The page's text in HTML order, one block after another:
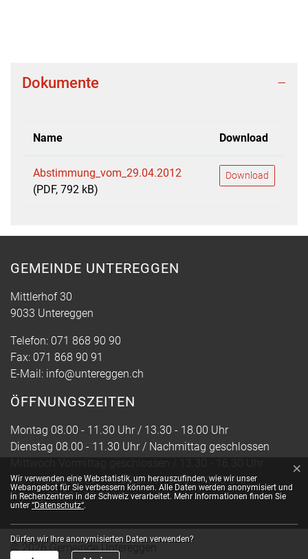
Dokumente
Name Download
Abstimmung_vom_29.04.2012
(PDF, 792 kB)
Download
GEMEINDE UNTEREGGEN
Mittlerhof 30
9033 Untereggen
Telefon: 071 868 90 90
Fax: 071 868 90 91
E-Mail: info@untereggen.ch
ÖFFNUNGSZEITEN
Montag 08.00 - 11.30 Uhr / 13.30 - 18.00 Uhr
Dienstag 08.00 - 11.30 Uhr / Nachmittag geschlossen
Donnerstag 08.00 - 11.30 Uhr / 13.30 - 16.30 Uhr
Freitag 07.30 - 13.30 Uhr
© 2026 Gemeinde Untereggen
Webstatistik
Wir verwenden eine Webstatistik, um herauszufinden, wie wir unser
Webangebot für Sie verbessern können. Alle Daten werden anonymisiert und
in Rechenzentren in der Schweiz verarbeitet. Mehr Informationen finden Sie
unter “Datenschutz“.
Dürfen wir Ihre anonymisierten Daten verwenden?
×